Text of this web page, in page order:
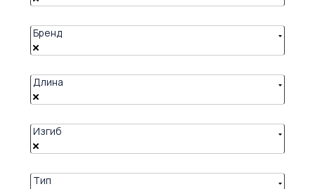
Бренд
Длина
Изгиб
Тип